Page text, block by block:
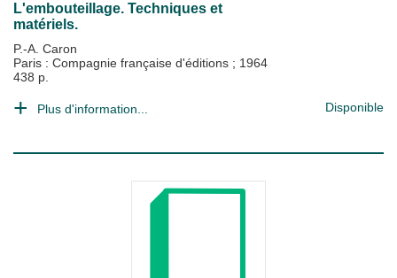
L'embouteillage. Techniques et
matériels.
P.-A. Caron
Paris : Compagnie française d'éditions ; 1964
438 p.
Plus d'information... Disponible